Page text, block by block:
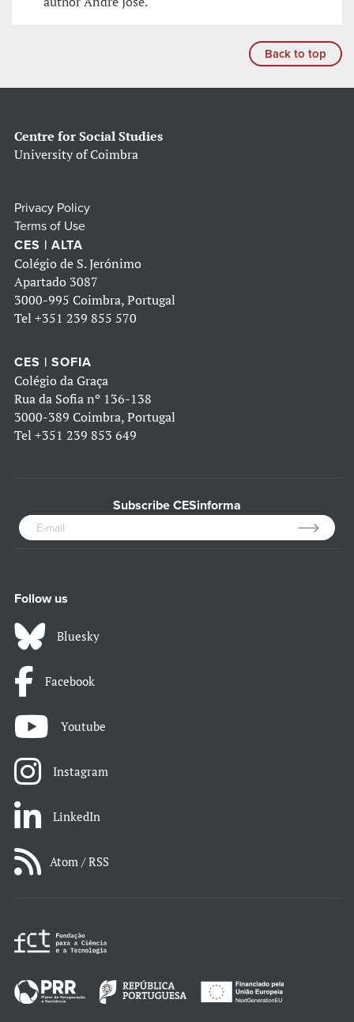
Back to top
Centre for Social Studies
University of Coimbra
Privacy Policy
Terms of Use
CES | ALTA
Colégio de S. Jerónimo
Apartado 3087
3000-995 Coimbra, Portugal
Tel +351 239 855 570
CES | SOFIA
Colégio da Graça
Rua da Sofia nº 136-138
3000-389 Coimbra, Portugal
Tel +351 239 853 649
Subscribe CESinforma
Follow us
Bluesky
Facebook
Youtube
Instagram
LinkedIn
Atom / RSS